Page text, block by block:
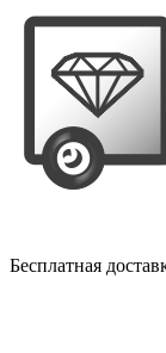
Бесплатная